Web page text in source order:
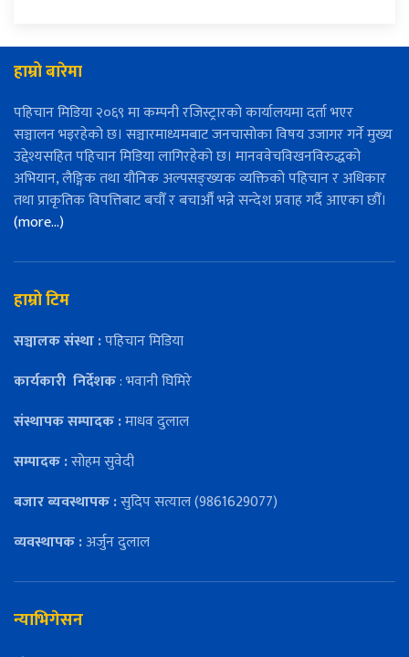
हाम्रो बारेमा
पहिचान मिडिया २०६९ मा कम्पनी रजिस्ट्रारको कार्यालयमा दर्ता भएर
सञ्चालन भइरहेको छ। सञ्चारमाध्यमबाट जनचासोका विषय उजागर गर्ने मुख्य
उद्देश्यसहित पहिचान मिडिया लागिरहेको छ। मानववेचविखनविरुद्धको
अभियान, लैङ्गिक तथा यौनिक अल्पसङ्ख्यक व्यक्तिको पहिचान र अधिकार
तथा प्राकृतिक विपत्तिबाट बचौँ र बचाऔँ भन्ने सन्देश प्रवाह गर्दै आएका छौँ।
(more…)
हाम्रो टिम
सञ्चालक संस्था :पहिचान मिडिया
कार्यकारी निर्देशक: भवानी घिमिरे
संस्थापक सम्पादक :माधव दुलाल
सम्पादक :सोहम सुवेदी
बजार ब्यवस्थापक :सुदिप सत्याल (9861629077)
व्यवस्थापक :अर्जुन दुलाल
न्याभिगेसन